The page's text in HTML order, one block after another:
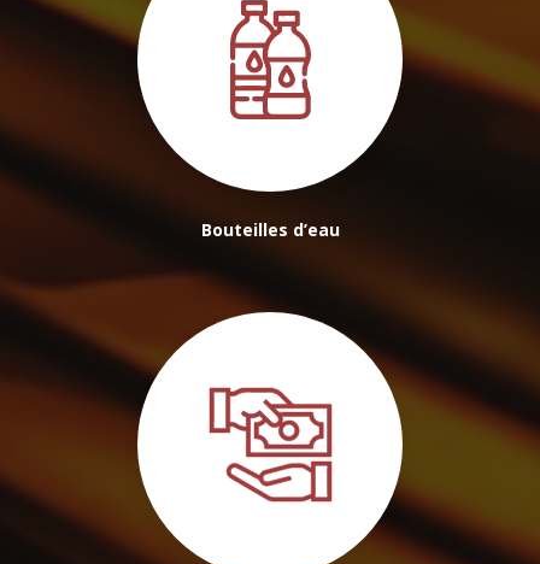
Bouteilles d’eau